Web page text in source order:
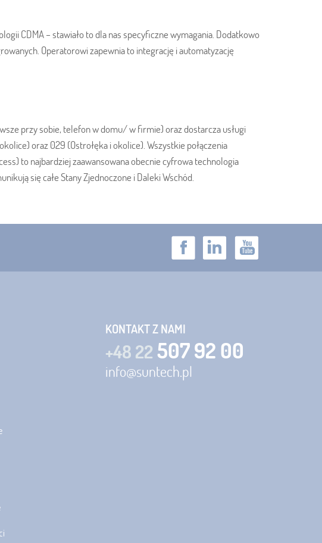
CDMA – stawiało to dla nas specyficzne wymagania. Dodatkowo
Operatorowi zapewnia to integrację i automatyzację
przy sobie, telefon w domu/ w firmie) oraz dostarcza usługi
oraz 029 (Ostrołęka i okolice). Wszystkie połączenia
to najbardziej zaawansowana obecnie cyfrowa technologia
się całe Stany Zjednoczone i Daleki Wschód.
KONTAKT Z NAMI
+48 22 507 92 00
info@suntech.pl